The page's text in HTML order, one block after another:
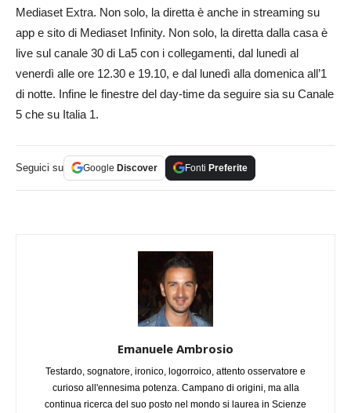
Mediaset Extra. Non solo, la diretta è anche in streaming su
app e sito di Mediaset Infinity. Non solo, la diretta dalla casa è
live sul canale 30 di La5 con i collegamenti, dal lunedì al
venerdì alle ore 12.30 e 19.10, e dal lunedì alla domenica all’1
di notte. Infine le finestre del day-time da seguire sia su Canale
5 che su Italia 1.
Seguici su Google Discover Fonti Preferite
Emanuele Ambrosio
Testardo, sognatore, ironico, logorroico, attento osservatore e
curioso all'ennesima potenza. Campano di origini, ma alla
continua ricerca del suo posto nel mondo si laurea in Scienze